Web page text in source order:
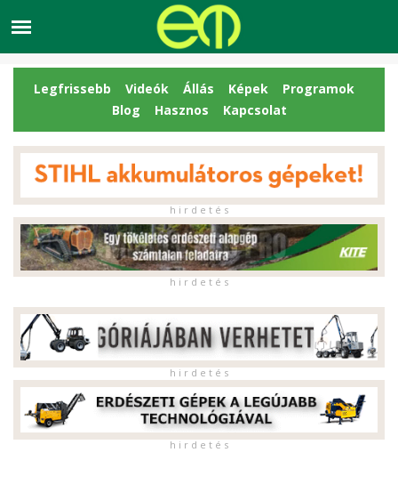
Legfrissebb Videók Állás Képek
Programok
Blog
Hasznos Kapcsolat
h i r d e t é s
h i r d e t é s
h i r d e t é s
h i r d e t é s